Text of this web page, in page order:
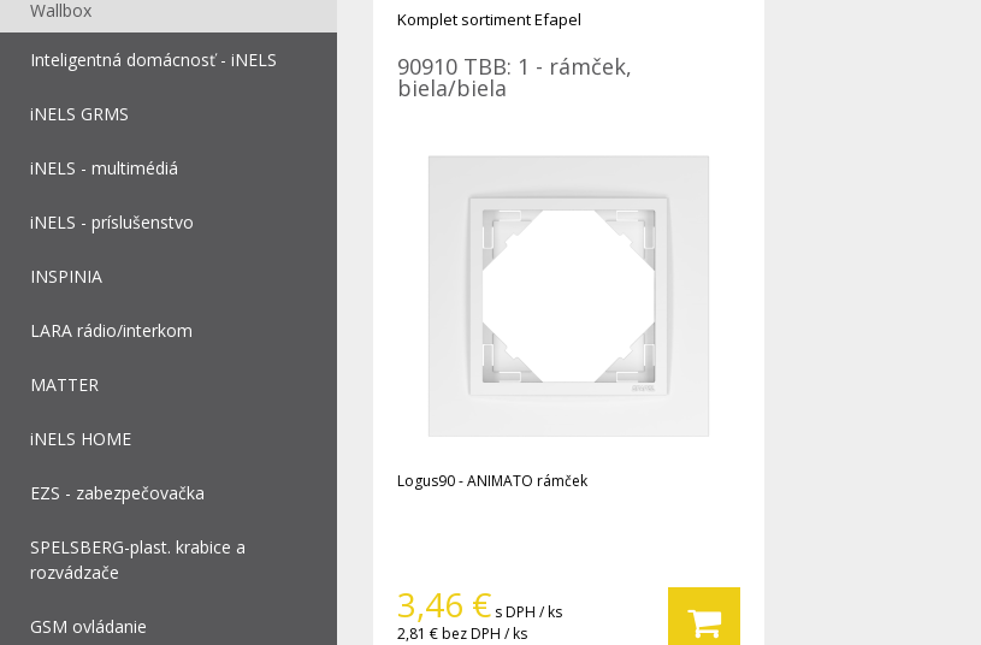
Wallbox
Inteligentná domácnosť - iNELS
iNELS GRMS
iNELS - multimédiá
iNELS - príslušenstvo
INSPINIA
LARA rádio/interkom
MATTER
iNELS HOME
EZS - zabezpečovačka
SPELSBERG-plast. krabice a
rozvádzače
GSM ovládanie
Komplet sortiment Efapel
90910 TBB: 1 - rámček,
biela/biela
Logus90 - ANIMATO rámček
3,46 € s DPH / ks
2,81 €bez DPH / ks